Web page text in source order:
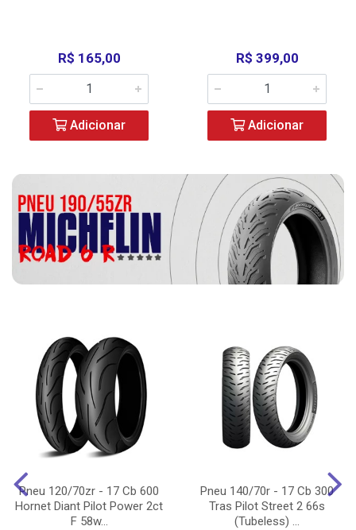
R$ 165,00
Adicionar
R$ 399,00
Adicionar
Pneu 120/70zr - 17 Cb 600
Hornet Diant Pilot Power 2ct
F 58w...
Pneu 140/70r - 17 Cb 300
Tras Pilot Street 2 66s
(Tubeless) ...